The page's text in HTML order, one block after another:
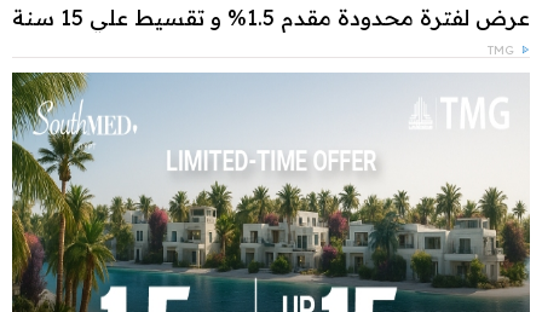
عرض لفترة محدودة مقدم 1.5% و تقسيط علي 15 سنة
TMG